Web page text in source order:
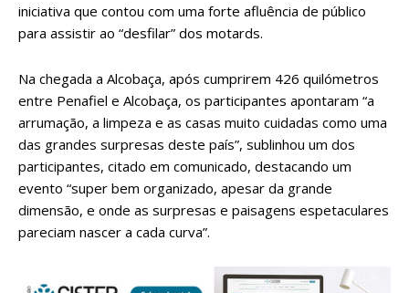
iniciativa que contou com uma forte afluência de público
para assistir ao “desfilar” dos motards.
Na chegada a Alcobaça, após cumprirem 426 quilómetros
entre Penafiel e Alcobaça, os participantes apontaram “a
arrumação, a limpeza e as casas muito cuidadas como uma
das grandes surpresas deste país”, sublinhou um dos
participantes, citado em comunicado, destacando um
evento “super bem organizado, apesar da grande
dimensão, e onde as surpresas e paisagens espetaculares
pareciam nascer a cada curva”.